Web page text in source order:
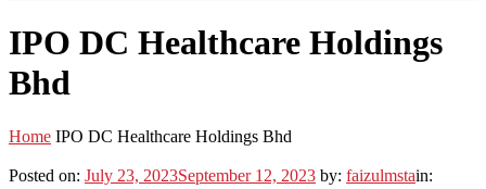
IPO DC Healthcare Holdings
Bhd
Home IPO DC Healthcare Holdings Bhd
Posted on: July 23, 2023September 12, 2023 by: faizulmstain: